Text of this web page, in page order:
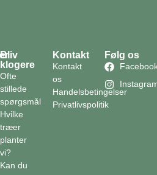
Bliv
klogere
Ofte
stillede
spørgsmål
Hvilke
træer
planter
vi?
Kan du
Kontakt
Kontakt
os
Handelsbetingelser
Privatlivspolitik
Følg os